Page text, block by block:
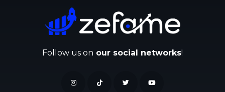
Follow us on our social networks!